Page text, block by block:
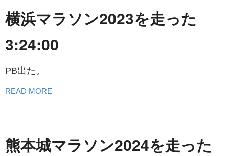
横浜マラソン2023を走った
3:24:00
PB出た。
READ MORE
熊本城マラソン2024を走った